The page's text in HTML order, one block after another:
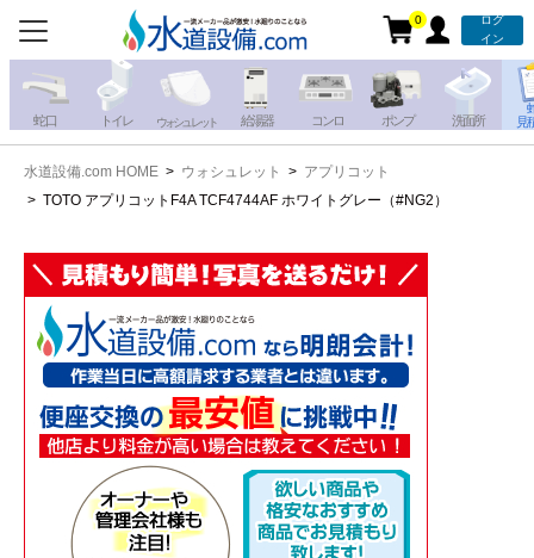
0
ログ
イン
蛇 口 トイレ ウォシュレット 給湯器 コンロ ポンプ 洗面所
見
お電話での注文・お見積も
承っております!!
携帯電話から
写真を送る
iPhone・iPadから
お問い合わせ
トイレ
ウォシュレッ
給湯器 コンロ
水道設備.com HOME ウォシュレット
アプリコット
TOTO アプリコットF4A TCF4744AF ホワイトグレー（#NG2）